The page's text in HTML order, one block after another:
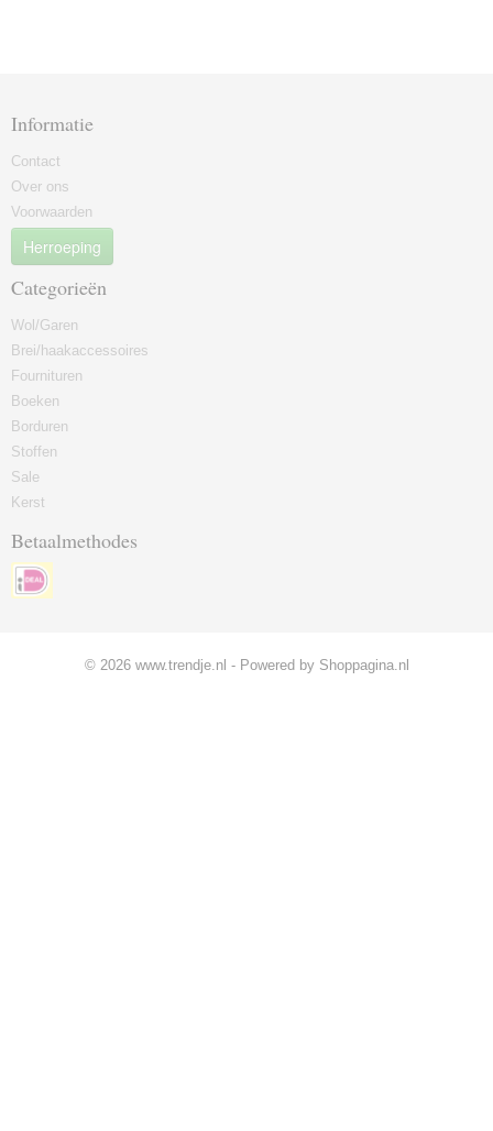
Informatie
Contact
Over ons
Voorwaarden
Herroeping
Categorieën
Wol/Garen
Brei/haakaccessoires
Fournituren
Boeken
Borduren
Stoffen
Sale
Kerst
Betaalmethodes
© 2026 www.trendje.nl - Powered by Shoppagina.nl